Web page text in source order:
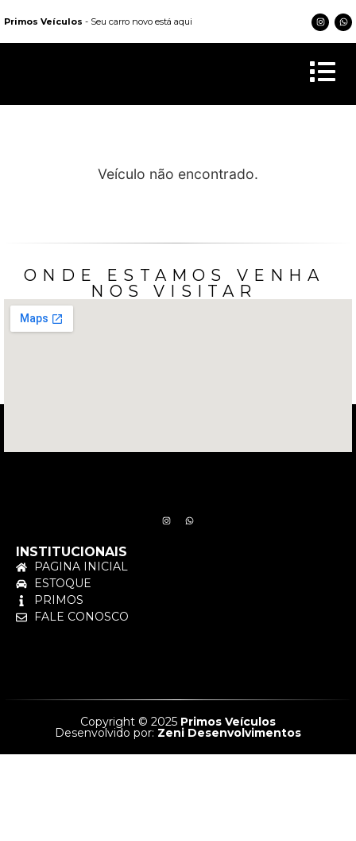
Primos Veículos - Seu carro novo está aqui
Veículo não encontrado.
ONDE ESTAMOS VENHA
NOS VISITAR
INSTITUCIONAIS
PAGINA INICIAL
ESTOQUE
PRIMOS
FALE CONOSCO
Copyright © 2025 Primos Veículos
Desenvolvido por: Zeni Desenvolvimentos